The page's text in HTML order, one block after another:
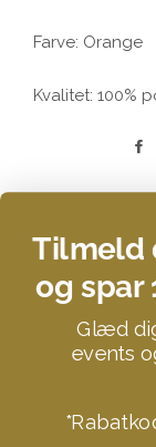
Farve: Orange
Kvalitet: 100%
Tilmeld
og spar
Glæd
events